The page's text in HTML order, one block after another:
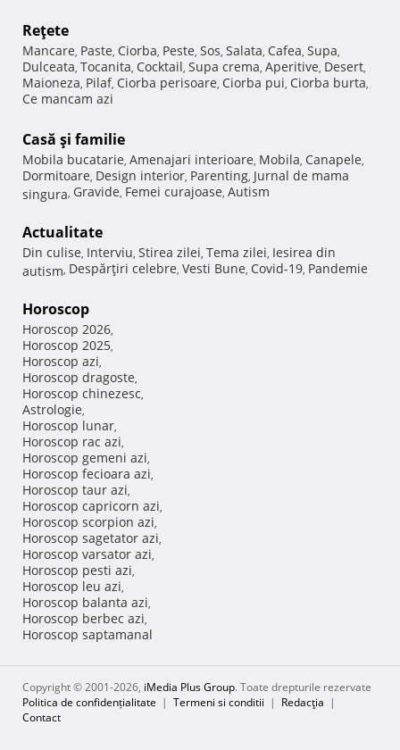
Reţete
Mancare, Paste, Ciorba, Peste, Sos, Salata, Cafea, Supa,
Dulceata, Tocanita, Cocktail, Supa crema, Aperitive, Desert,
Maioneza, Pilaf, Ciorba perisoare, Ciorba pui, Ciorba burta,
Ce mancam azi
Casă şi familie
Mobila bucatarie, Amenajari interioare, Mobila, Canapele,
Dormitoare, Design interior, Parenting, Jurnal de mama
singura, Gravide, Femei curajoase, Autism
Actualitate
Din culise, Interviu, Stirea zilei, Tema zilei, Iesirea din
autism, Despărţiri celebre, Vesti Bune, Covid-19, Pandemie
Horoscop
Horoscop 2026,
Horoscop 2025,
Horoscop azi,
Horoscop dragoste,
Horoscop chinezesc,
Astrologie,
Horoscop lunar,
Horoscop rac azi,
Horoscop gemeni azi,
Horoscop fecioara azi,
Horoscop taur azi,
Horoscop capricorn azi,
Horoscop scorpion azi,
Horoscop sagetator azi,
Horoscop varsator azi,
Horoscop pesti azi,
Horoscop leu azi,
Horoscop balanta azi,
Horoscop berbec azi,
Horoscop saptamanal
Copyright © 2001-2026, iMedia Plus Group. Toate drepturile rezervate
Politica de confidențialitate | Termeni si conditii | Redacţia |
Contact